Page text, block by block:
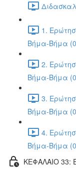
1.
Βήμα-Βήμα
2.
Βήμα-Βήμα
3.
Βήμα-Βήμα
4.
Βήμα-Βήμα
ΚΕΦΑΛΑΙΟ 33: